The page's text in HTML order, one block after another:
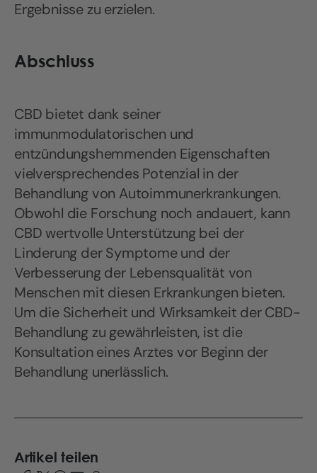
Ergebnisse zu erzielen.
Abschluss
CBD bietet dank seiner
immunmodulatorischen und
entzündungshemmenden Eigenschaften
vielversprechendes Potenzial in der
Behandlung von Autoimmunerkrankungen.
Obwohl die Forschung noch andauert, kann
CBD wertvolle Unterstützung bei der
Linderung der Symptome und der
Verbesserung der Lebensqualität von
Menschen mit diesen Erkrankungen bieten.
Um die Sicherheit und Wirksamkeit der CBD-
Behandlung zu gewährleisten, ist die
Konsultation eines Arztes vor Beginn der
Behandlung unerlässlich.
Artikel teilen